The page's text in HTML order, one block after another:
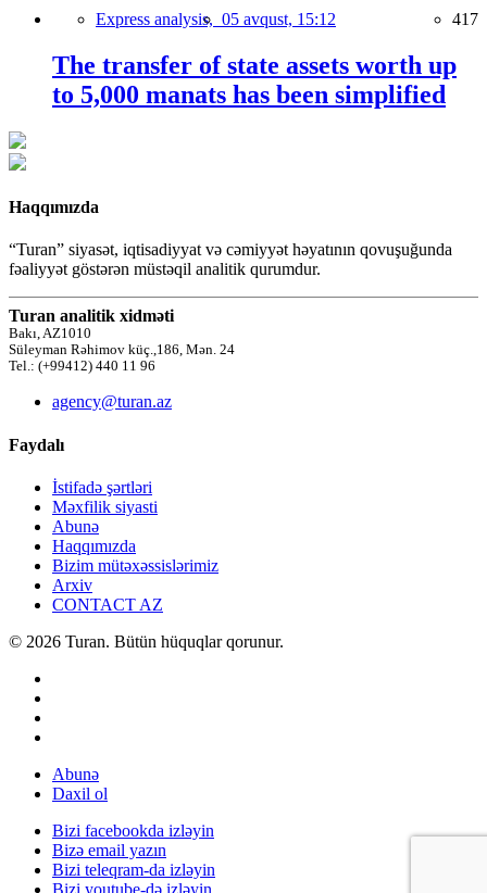
Express analysis, 05 avqust, 15:12 417
The transfer of state assets worth up
to 5,000 manats has been simplified
Haqqımızda
“Turan” siyasət, iqtisadiyyat və cəmiyyət həyatının qovuşuğunda
fəaliyyət göstərən müstəqil analitik qurumdur.
Turan analitik xidməti
Bakı, AZ1010
Süleyman Rəhimov küç.,186, Mən. 24
Tel.: (+99412) 440 11 96
agency@turan.az
Faydalı
İstifadə şərtləri
Məxfilik siyasti
Abunə
Haqqımızda
Bizim mütəxəssislərimiz
Arxiv
CONTACT AZ
© 2026 Turan. Bütün hüquqlar qorunur.
Abunə
Daxil ol
Bizi facebookda izləyin
Bizə email yazın
Bizi teleqram-da izləyin
Bizi youtube-də izləyin